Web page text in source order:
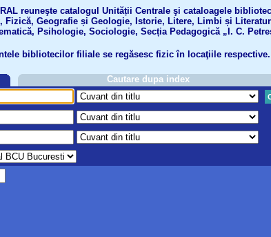
reuneşte catalogul Unității Centrale şi cataloagele
Geografie și Geologie, Istorie, Litere, Limbi și
Psihologie, Sociologie, Secția Pedagogică „I. C.
bibliotecilor filiale se regăsesc fizic în locaţiile respective.
Cautare dupa index